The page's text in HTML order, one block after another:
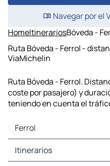
Navegar por el
HomeItinerariosBóveda -
Ruta Bóveda - Ferrol -
ViaMichelin
Ruta Bóveda - Ferrol.
coste por pasajero) y
teniendo en cuenta el
Ferrol
Ferrol Mapas Planos
Ferrol Trafico
Itinerarios